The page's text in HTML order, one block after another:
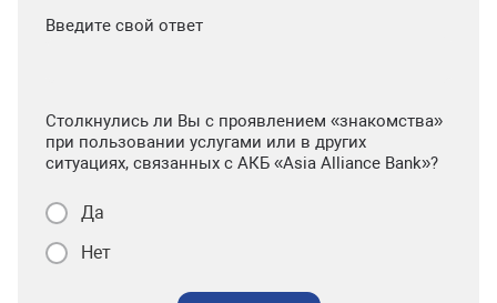
Введите свой ответ
Столкнулись ли Вы с проявлением «знакомства»
при пользовании услугами или в других
ситуациях, связанных с АКБ «Asia Alliance Bank»?
Да
Нет